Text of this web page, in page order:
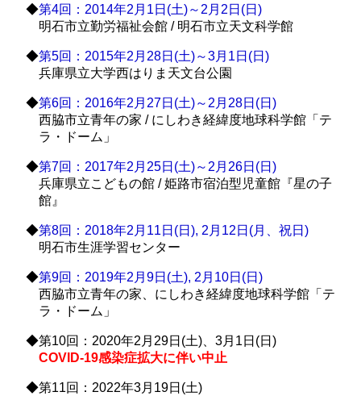
◆第4回：2014年2月1日(土)～2月2日(日)
明石市立勤労福祉会館 / 明石市立天文科学館
◆第5回：2015年2月28日(土)～3月1日(日)
兵庫県立大学西はりま天文台公園
◆第6回：2016年2月27日(土)～2月28日(日)
西脇市立青年の家 / にしわき経緯度地球科学館「テ
ラ・ドーム」
◆第7回：2017年2月25日(土)～2月26日(日)
兵庫県立こどもの館 / 姫路市宿泊型児童館『星の子
館』
◆第8回：2018年2月11日(日), 2月12日(月、祝日)
明石市生涯学習センター
◆第9回：2019年2月9日(土), 2月10日(日)
西脇市立青年の家、にしわき経緯度地球科学館「テ
ラ・ドーム」
◆第10回：2020年2月29日(土)、3月1日(日)
COVID-19感染症拡大に伴い中止
◆第11回：2022年3月19日(土)